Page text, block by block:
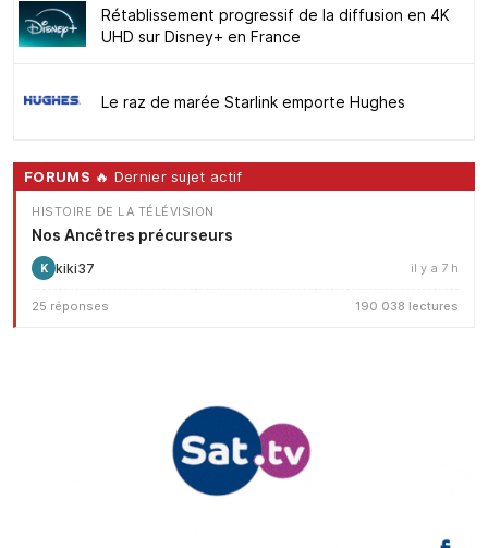
Rétablissement progressif de la diffusion en 4K
UHD sur Disney+ en France
Le raz de marée Starlink emporte Hughes
FORUMS 🔥 Dernier sujet actif
HISTOIRE DE LA TÉLÉVISION
Nos Ancêtres précurseurs
K kiki37 il y a 7 h
25 réponses 190 038 lectures